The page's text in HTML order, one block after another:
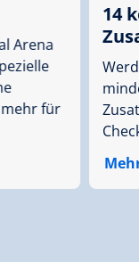
Arena
für
14